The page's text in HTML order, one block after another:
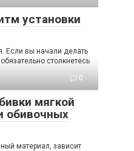
установки
Если вы начали делать
столкнетесь
0
мягкой
обивочных
материал, зависит